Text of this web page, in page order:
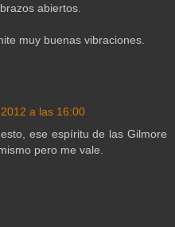
abiertos.
muy buenas vibraciones.
a las 16:00
ese espíritu de las Gilmore
pero me vale.